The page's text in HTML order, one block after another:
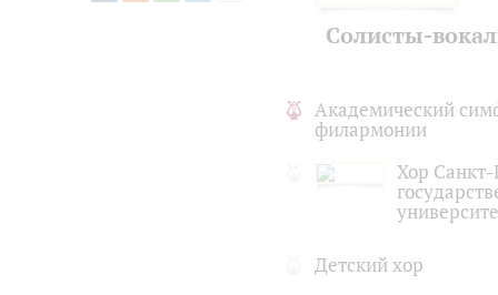
Солисты-
Академический
филармонии
Хор Санкт-
Детский хор